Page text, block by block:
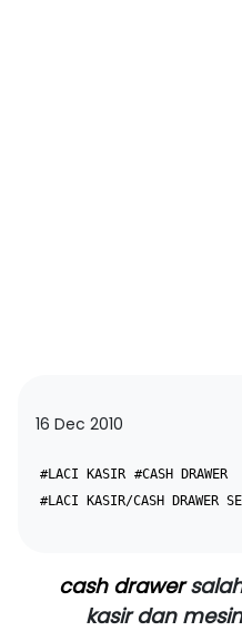
16 Dec 2010
#LACI KASIR #CASH DRAWER
#LACI KASIR/CASH DRAWER
cash drawer
kasir dan